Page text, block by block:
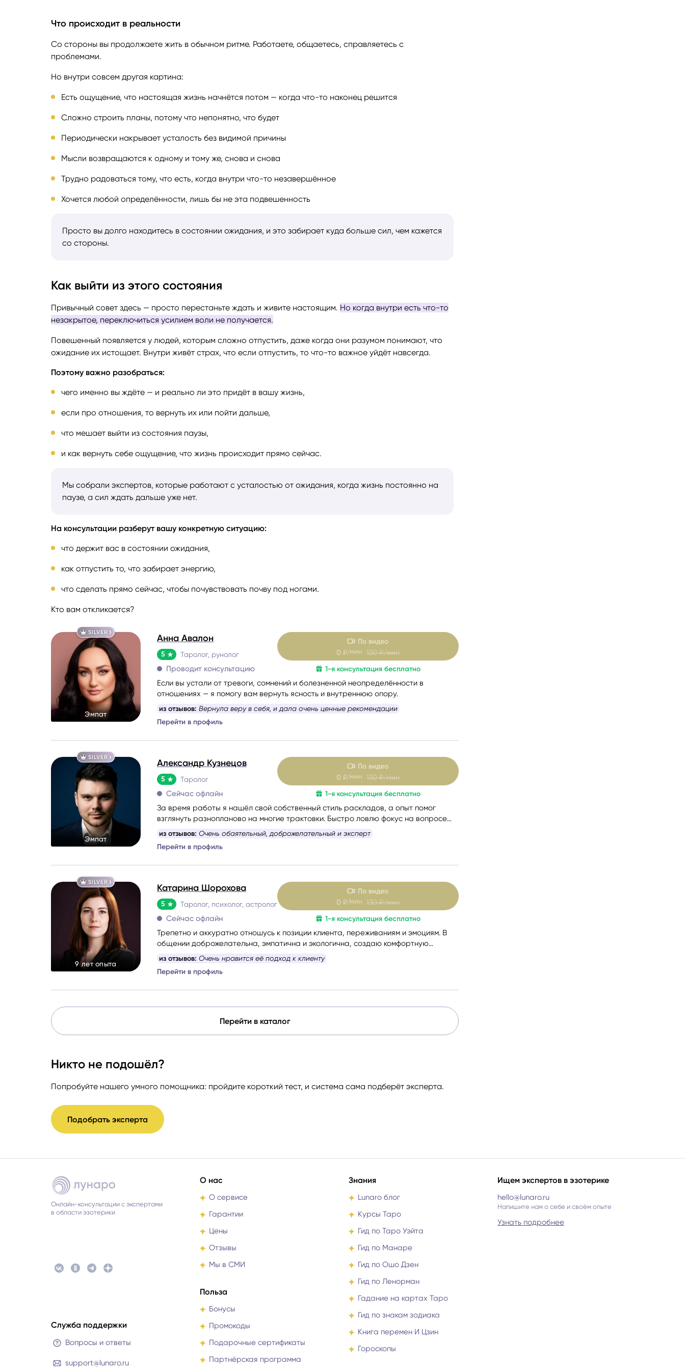
Что происходит в реальности
Со стороны вы продолжаете жить в обычном ритме. Работаете, общаетесь, справляетесь с
проблемами.
Но внутри совсем другая картина:
Есть ощущение, что настоящая жизнь начнётся потом — когда что-то наконец решится
Сложно строить планы, потому что непонятно, что будет
Периодически накрывает усталость без видимой причины
Мысли возвращаются к одному и тому же, снова и снова
Трудно радоваться тому, что есть, когда внутри что-то незавершённое
Хочется любой определённости, лишь бы не эта подвешенность
Просто вы долго находитесь в состоянии ожидания, и это забирает куда больше сил, чем кажется
со стороны.
Как выйти из этого состояния
Привычный совет здесь — просто перестаньте ждать и живите настоящим. Но когда внутри есть что-то
незакрытое, переключиться усилием воли не получается.
Повешенный появляется у людей, которым сложно отпустить, даже когда они разумом понимают, что
ожидание их истощает. Внутри живёт страх, что если отпустить, то что-то важное уйдёт навсегда.
Поэтому важно разобраться:
чего именно вы ждёте — и реально ли это придёт в вашу жизнь,
если про отношения, то вернуть их или пойти дальше,
что мешает выйти из состояния паузы,
и как вернуть себе ощущение, что жизнь происходит прямо сейчас.
Мы собрали экспертов, которые работают с усталостью от ожидания, когда жизнь постоянно на
паузе, а сил ждать дальше уже нет.
На консультации разберут вашу конкретную ситуацию:
что держит вас в состоянии ожидания,
как отпустить то, что забирает энергию,
что сделать прямо сейчас, чтобы почувствовать почву под ногами.
Кто вам откликается?
SILVER
Эмпат
Анна Авалон
5 Таролог, рунолог
Проводит консультацию
Если вы устали от тревоги, сомнений и болезненной неопределённости в
отношениях — я помогу вам вернуть ясность и внутреннюю опору.
из отзывов: Вернула веру в себя, и дала очень ценные рекомендации
Перейти в профиль
По видео
0 ₽/мин 130 ₽/мин
1-я консультация бесплатно
SILVER
Эмпат
Александр Кузнецов
5 Таролог
Сейчас офлайн
За время работы я нашёл свой собственный стиль раскладов, а опыт помог
взглянуть разнопланово на многие трактовки. Быстро ловлю фокус на вопросе
или проблеме обращающегося. Люблю уместный юмор и на консультациях
создаю максимально дружелюбную атмосферу.
Моя цель — сделать так,
из отзывов: Очень обаятельный, доброжелательный и эксперт
Перейти в профиль
По видео
0 ₽/мин 130 ₽/мин
1-я консультация бесплатно
SILVER
9 лет опыта
Катарина Шорохова
5 Таролог, психолог, астролог
Сейчас офлайн
Трепетно и аккуратно отношусь к позиции клиента, переживаниям и эмоциям. В
общении доброжелательна, эмпатична и экологична, создаю комфортную
поддерживающую атмосферу.
из отзывов: Очень нравится её подход к клиенту
Перейти в профиль
По видео
0 ₽/мин 130 ₽/мин
1-я консультация бесплатно
Перейти в каталог
Никто не подошёл?
Попробуйте нашего умного помощника: пройдите короткий тест, и система сама подберёт эксперта.
Подобрать эксперта
Онлайн-консультации с экспертами
в области эзотерики
Служба поддержки
Вопросы и ответы
support@lunaro.ru
О нас
О сервисе
Гарантии
Цены
Отзывы
Мы в СМИ
Польза
Бонусы
Промокоды
Подарочные сертификаты
Партнёрская программа
Знания
Lunaro блог
Курсы Таро
Гид по Таро Уэйта
Гид по Манаре
Гид по Ошо Дзен
Гид по Ленорман
Гадание на картах Таро
Гид по знакам зодиака
Книга перемен И Цзин
Гороскопы
Ищем экспертов в эзотерике
hello@lunaro.ru
Напишите нам о себе и своём опыте
Узнать подробнее